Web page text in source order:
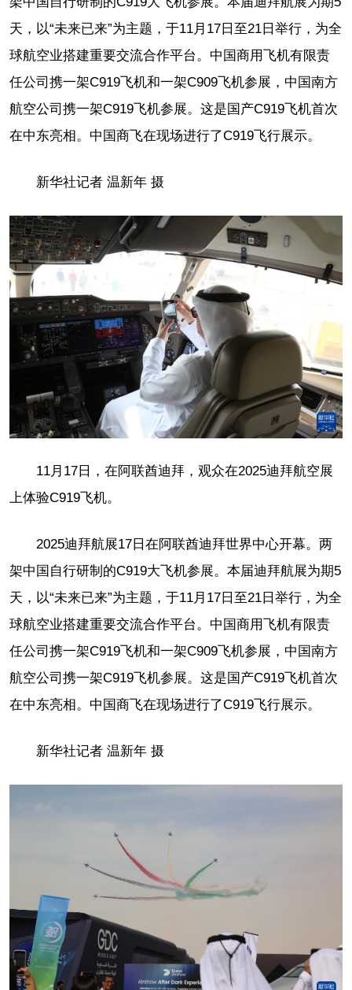
天，以“未来已来”为主题，于11月17日至21日举行，为全
球航空业搭建重要交流合作平台。中国商用飞机有限责
任公司携一架C919飞机和一架C909飞机参展，中国南方
航空公司携一架C919飞机参展。这是国产C919飞机首次
在中东亮相。中国商飞在现场进行了C919飞行展示。
新华社记者 温新年 摄
11月17日，在阿联酋迪拜，观众在2025迪拜航空展
上体验C919飞机。
2025迪拜航展17日在阿联酋迪拜世界中心开幕。两
架中国自行研制的C919大飞机参展。本届迪拜航展为期5
天，以“未来已来”为主题，于11月17日至21日举行，为全
球航空业搭建重要交流合作平台。中国商用飞机有限责
任公司携一架C919飞机和一架C909飞机参展，中国南方
航空公司携一架C919飞机参展。这是国产C919飞机首次
在中东亮相。中国商飞在现场进行了C919飞行展示。
新华社记者 温新年 摄